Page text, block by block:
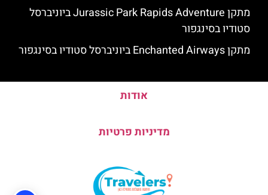
מתקן Jurassic Park Rapids Adventure ביוניברסל
סטודיו בסינגפור
מתקן Enchanted Airways ביוניברסל סטודיו בסינגפור
אודות
מדיניות פרטיות